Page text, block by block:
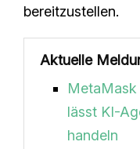
bereitzustellen.
Aktuelle
lässt KI-
handeln